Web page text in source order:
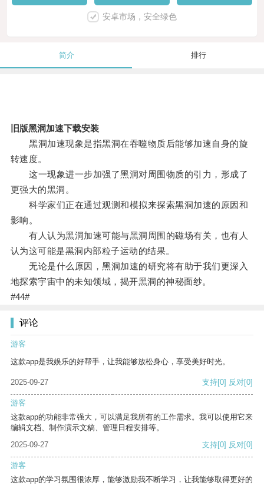
安卓市场，安全绿色
简介 排行
旧版黑洞加速下载安装
黑洞加速现象是指黑洞在吞噬物质后能够加速自身的旋
转速度。
这一现象进一步加强了黑洞对周围物质的引力，形成了
更强大的黑洞。
科学家们正在通过观测和模拟来探索黑洞加速的原因和
影响。
有人认为黑洞加速可能与黑洞周围的磁场有关，也有人
认为这可能是黑洞内部粒子运动的结果。
无论是什么原因，黑洞加速的研究将有助于我们更深入
地探索宇宙中的未知领域，揭开黑洞的神秘面纱。
#44#
评论
游客
这款app是我娱乐的好帮手，让我能够放松身心，享受美好时光。
2025-09-27 支持[0] 反对[0]
游客
这款app的功能非常强大，可以满足我所有的工作需求。我可以使用它来
编辑文档、制作演示文稿、管理日程安排等。
2025-09-27
支持[0] 反对[0]
游客
这款app的学习氛围很浓厚，能够激励我不断学习，让我能够取得更好的